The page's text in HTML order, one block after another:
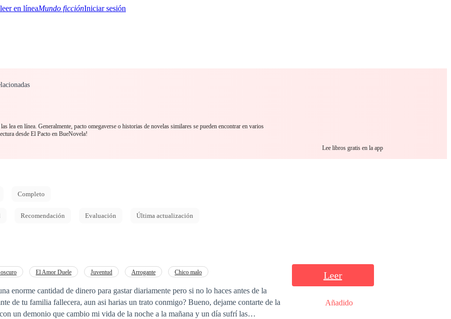
Mundo ficciónIniciar sesión
lea en línea. Generalmente, pacto omegaverse o historias de novelas similares se pueden encontrar en varios
desde El Pacto en BueNovela!
Lee libros gratis en la app
Completo
Recomendación Evaluación Última actualización
El Amor Duele Juventud Arrogante
Chico malo
enorme cantidad de dinero para gastar diariamente pero si no lo haces antes de la
de tu familia fallecera, aun asi harias un trato conmigo? Bueno, dejame contarte de la
un demonio que cambio mi vida de la noche a la mañana y un día sufrí las
Leer
Añadido